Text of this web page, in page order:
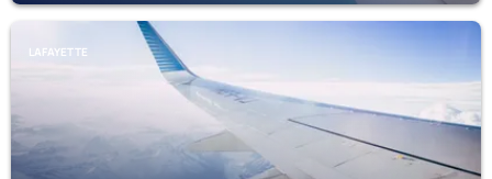
LAFAYETTE